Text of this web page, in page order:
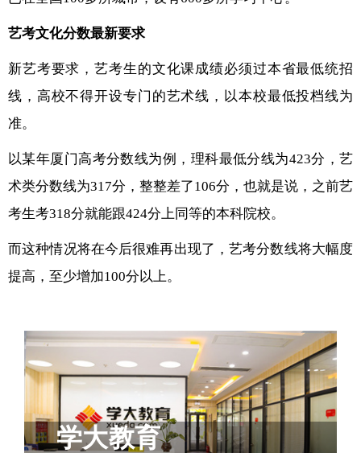
艺考文化分数最新要求
新艺考要求，艺考生的文化课成绩必须过本省最低统招
线，高校不得开设专门的艺术线，以本校最低投档线为
准。
以某年厦门高考分数线为例，理科最低分线为423分，艺
术类分数线为317分，整整差了106分，也就是说，之前艺
考生考318分就能跟424分上同等的本科院校。
而这种情况将在今后很难再出现了，艺考分数线将大幅度
提高，至少增加100分以上。
学大教育